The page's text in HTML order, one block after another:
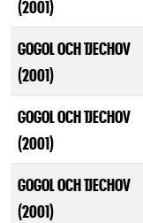
(2001)
GOGOL OCH TJECHOV
(2001)
GOGOL OCH TJECHOV
(2001)
GOGOL OCH TJECHOV
(2001)